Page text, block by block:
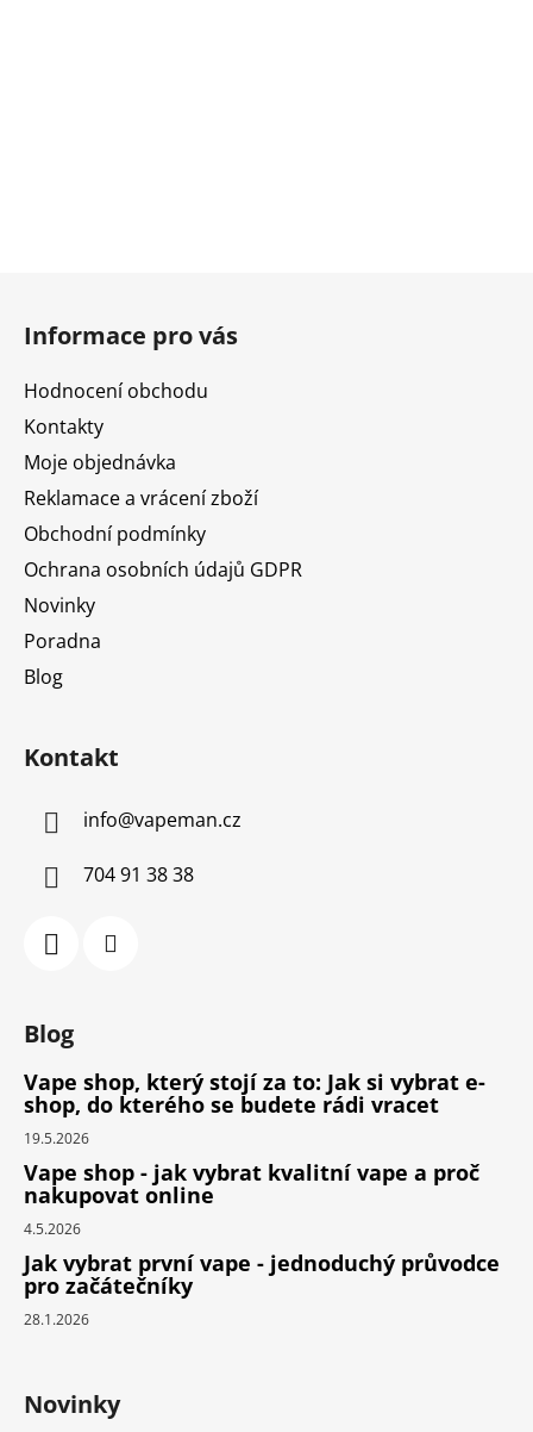
Informace pro vás
Hodnocení obchodu
Kontakty
Moje objednávka
Reklamace a vrácení zboží
Obchodní podmínky
Ochrana osobních údajů GDPR
Novinky
Poradna
Blog
Kontakt
info@vapeman.cz
704 91 38 38
Blog
Vape shop, který stojí za to: Jak si vybrat e-
shop, do kterého se budete rádi vracet
19.5.2026
Vape shop - jak vybrat kvalitní vape a proč
nakupovat online
4.5.2026
Jak vybrat první vape - jednoduchý průvodce
pro začátečníky
28.1.2026
Novinky